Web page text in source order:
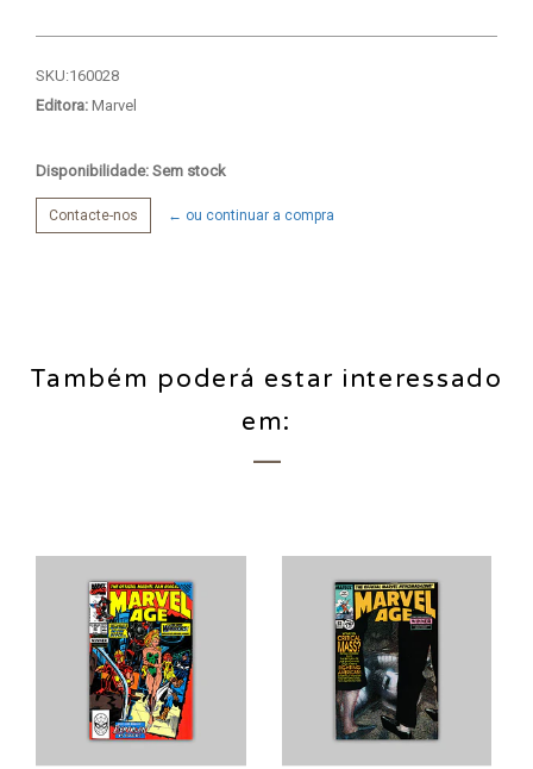
SKU:160028
Editora: Marvel
Disponibilidade: Sem stock
Contacte-nos ← ou continuar a compra
Também poderá estar interessado
em: